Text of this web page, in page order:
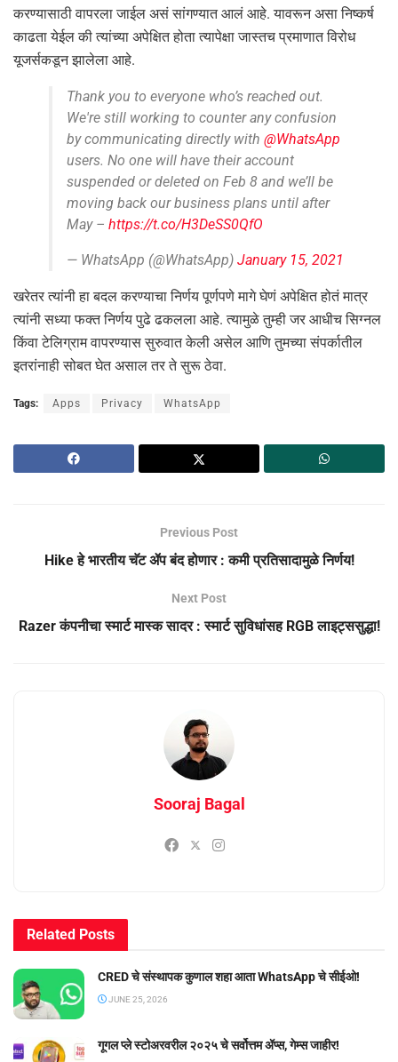
करण्यासाठी वापरला जाईल असं सांगण्यात आलं आहे. यावरून असा निष्कर्ष
काढता येईल की त्यांच्या अपेक्षित होता त्यापेक्षा जास्तच प्रमाणात विरोध
यूजर्सकडून झालेला आहे.
Thank you to everyone who’s reached out.
We're still working to counter any confusion
by communicating directly with @WhatsApp
users. No one will have their account
suspended or deleted on Feb 8 and we’ll be
moving back our business plans until after
May – https://t.co/H3DeSS0QfO
— WhatsApp (@WhatsApp) January 15, 2021
खरेतर त्यांनी हा बदल करण्याचा निर्णय पूर्णपणे मागे घेणं अपेक्षित होतं मात्र
त्यांनी सध्या फक्त निर्णय पुढे ढकलला आहे. त्यामुळे तुम्ही जर आधीच सिग्नल
किंवा टेलिग्राम वापरण्यास सुरुवात केली असेल आणि तुमच्या संपर्कातील
इतरांनाही सोबत घेत असाल तर ते सुरू ठेवा.
Tags: Apps Privacy WhatsApp
Previous Post
Hike हे भारतीय चॅट ॲप बंद होणार : कमी प्रतिसादामुळे निर्णय!
Next Post
Razer कंपनीचा स्मार्ट मास्क सादर : स्मार्ट सुविधांसह RGB लाइट्ससुद्धा!
Sooraj Bagal
Related Posts
CRED चे संस्थापक कुणाल शहा आता WhatsApp चे सीईओ!
JUNE 25, 2026
गूगल प्ले स्टोअरवरील २०२५ चे सर्वोत्तम ॲप्स, गेम्स जाहीर!